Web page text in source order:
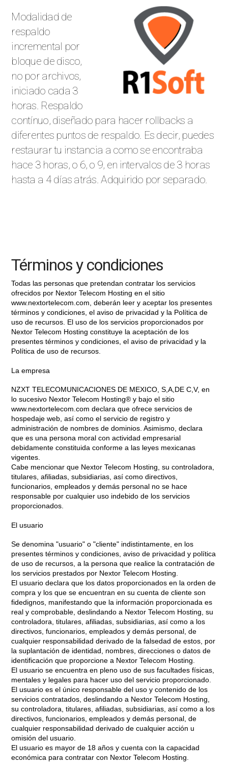
Modalidad de
respaldo
incremental por
bloque de disco,
no por archivos,
iniciado cada 3
horas. Respaldo
contínuo, diseñado para hacer rollbacks a
diferentes puntos de respaldo. Es decir, puedes
restaurar tu instancia a como se encontraba
hace 3 horas, o 6, o 9, en intervalos de 3 horas
hasta a 4 días atrás. Adquirido por separado.
Términos y condiciones
Todas las personas que pretendan contratar los servicios
ofrecidos por Nextor Telecom Hosting en el sitio
www.nextortelecom.com, deberán leer y aceptar los presentes
términos y condiciones,el aviso de privacidad y la Política de
uso de recursos. El uso de los servicios proporcionados por
Nextor Telecom Hosting constituye la aceptación de los
presentes términos y condiciones, el aviso de privacidad y la
Política de uso de recursos.
La empresa
NZXT TELECOMUNICACIONES DE MEXICO, S,A,DE C,V, en
lo sucesivo Nextor Telecom Hosting® y bajo el sitio
www.nextortelecom.com declara que ofrece servicios de
hospedaje web, así como el servicio de registro y
administración de nombres de dominios. Asimismo, declara
que es una persona moral con actividad empresarial
debidamente constituida conforme a las leyes mexicanas
vigentes.
Cabe mencionar que Nextor Telecom Hosting, su controladora,
titulares, afiliadas, subsidiarias, así como directivos,
funcionarios, empleados y demás personal no se hace
responsable por cualquier uso indebido de los servicios
proporcionados.
El usuario
Se denomina "usuario" o "cliente" indistintamente, en los
presentes términos y condiciones, aviso de privacidad y política
de uso de recursos, a la persona que realice la contratación de
los servicios prestados por Nextor Telecom Hosting.
El usuario declara que los datos proporcionados en la orden de
compra y los que se encuentran en su cuenta de cliente son
fidedignos, manifestando que la información proporcionada es
real y comprobable, deslindando a Nextor Telecom Hosting, su
controladora, titulares, afiliadas, subsidiarias, así como a los
directivos, funcionarios, empleados y demás personal, de
cualquier responsabilidad derivado de la falsedad de estos, por
la suplantación de identidad, nombres, direcciones o datos de
identificación que proporcione a Nextor Telecom Hosting.
El usuario se encuentra en pleno uso de sus facultades físicas,
mentales y legales para hacer uso del servicio proporcionado.
El usuario es el único responsable del uso y contenido de los
servicios contratados, deslindando a Nextor Telecom Hosting,
su controladora, titulares, afiliadas, subsidiarias, así como a los
directivos, funcionarios, empleados y demás personal, de
cualquier responsabilidad derivado de cualquier acción u
omisión del usuario.
El usuario es mayor de 18 años y cuenta con la capacidad
económica para contratar con Nextor Telecom Hosting.